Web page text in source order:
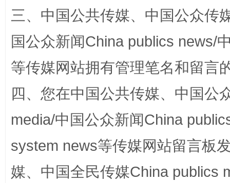
国家大学科技园优化重塑工作
三、中国公共传媒、中国公众传
国公众新闻China publics news/
等传媒网站拥有管理笔名和留言
四、您在中国公共传媒、中国公
media/中国公众新闻China
system news等传媒网站留言板
媒、中国全民传媒China publics